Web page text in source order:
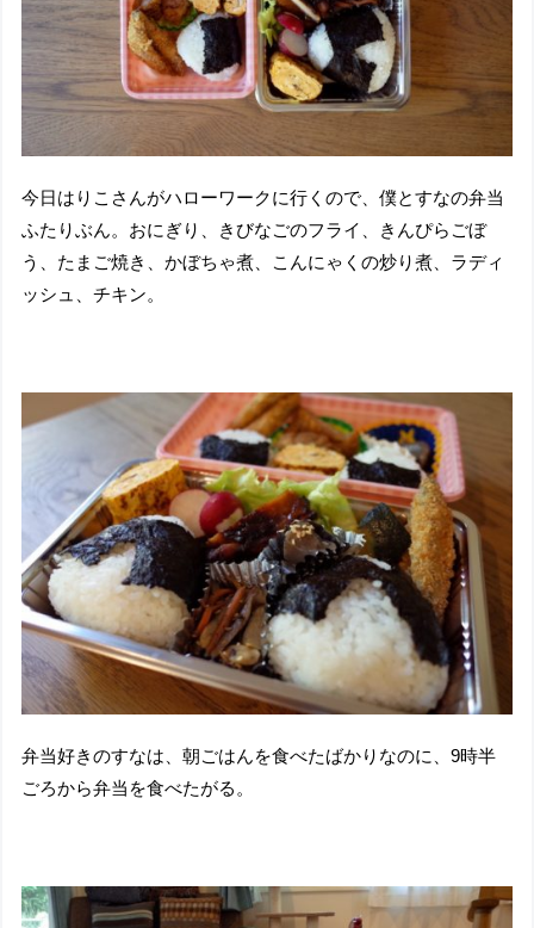
今日はりこさんがハローワークに行くので、僕とすなの弁当
ふたりぶん。おにぎり、きびなごのフライ、きんぴらごぼ
う、たまご焼き、かぼちゃ煮、こんにゃくの炒り煮、ラディ
ッシュ、チキン。
弁当好きのすなは、朝ごはんを食べたばかりなのに、9時半
ごろから弁当を食べたがる。